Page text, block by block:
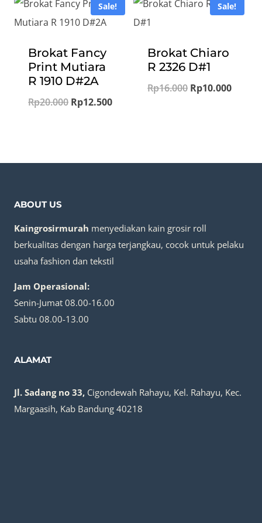
Rp16.000.Rp10.000.
Rp16.000.
Sale!
Brokat Fancy
Print Mutiara
R 1910 D#2A
Rp20.000 Original
Rp12.500Current
Sale!
Brokat Chiaro
R 2326 D#1
Rp16.000 Original
Rp10.000
ABOUT US
Kaingrosirmurah menyediakan kain grosir roll
berkualitas dengan harga terjangkau, cocok untuk pelaku
usaha fashion dan tekstil
Jam Operasional:
Senin-Jumat 08.00-16.00
Sabtu 08.00-13.00
ALAMAT
Jl. Sadang no 33, Cigondewah Rahayu, Kel. Rahayu, Kec.
Margaasih, Kab Bandung 40218